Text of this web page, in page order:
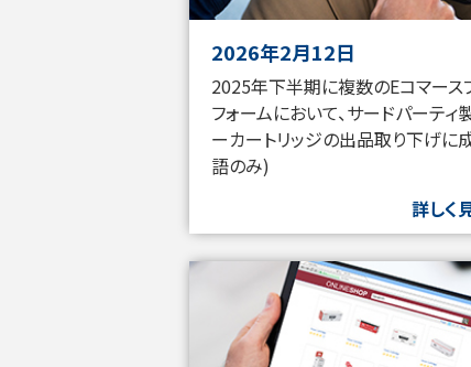
2026年2月12日
2025年下半期に複数のEコマース
フォームにおいて、サードパーティ
ーカートリッジの出品取り下げに
語のみ)
詳しく